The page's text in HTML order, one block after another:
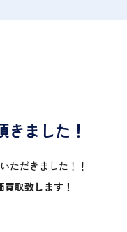
きました！
ただきました！！
買取致します！